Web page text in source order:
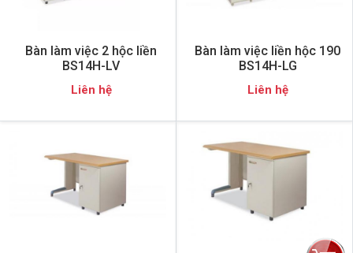
Bàn làm việc 2 hộc liền
BS14H-LV
Liên hệ
Bàn làm việc liền hộc 190
BS14H-LG
Liên hệ